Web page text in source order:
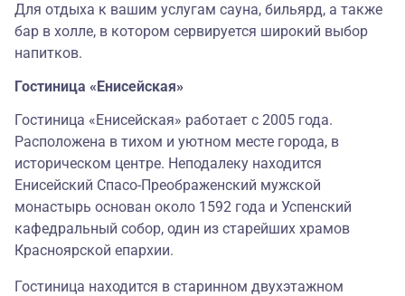
Для отдыха к вашим услугам сауна, бильярд, а также
бар в холле, в котором сервируется широкий выбор
напитков.
Гостиница «Енисейская»
Гостиница «Енисейская» работает с 2005 года.
Расположена в тихом и уютном месте города, в
историческом центре. Неподалеку находится
Енисейский Спасо-Преображенский мужской
монастырь основан около 1592 года и Успенский
кафедральный собор, один из старейших храмов
Красноярской епархии.
Гостиница находится в старинном двухэтажном